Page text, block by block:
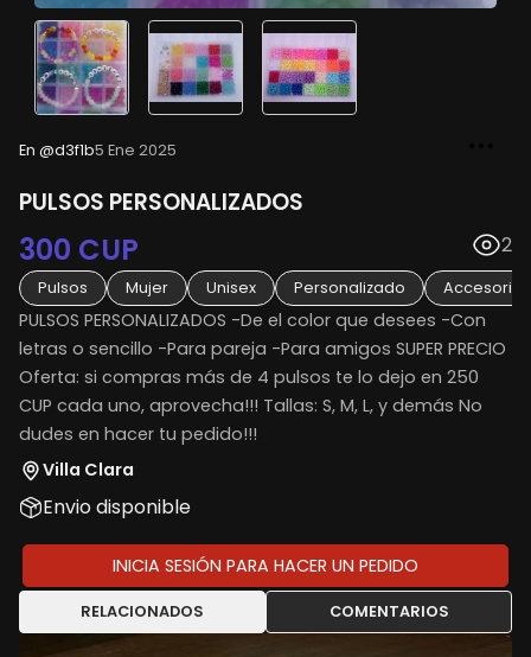
En @d3f1b5 Ene 2025
PULSOS PERSONALIZADOS
300 CUP 2
Pulsos Mujer Unisex Personalizado Accesorios
PULSOS PERSONALIZADOS -De el color que desees -Con
letras o sencillo -Para pareja -Para amigos SUPER PRECIO
Oferta: si compras más de 4 pulsos te lo dejo en 250
CUP cada uno, aprovecha!!! Tallas: S, M, L, y demás No
dudes en hacer tu pedido!!!
Villa Clara
Envio disponible
INICIA SESIÓN PARA HACER UN PEDIDO
RELACIONADOS COMENTARIOS